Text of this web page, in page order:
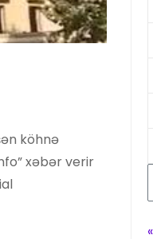
köhnə
xəbər verir